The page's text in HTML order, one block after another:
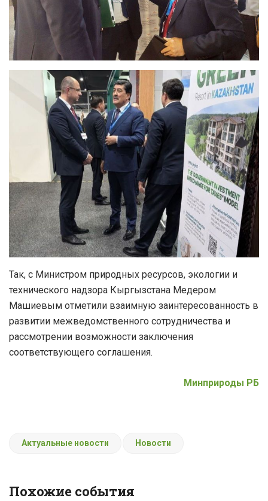
Так, с Министром природных ресурсов, экологии и
технического надзора Кыргызстана Медером
Машиевым отметили взаимную заинтересованность в
развитии межведомственного сотрудничества и
рассмотрении возможности заключения
соответствующего соглашения.
Минприроды РБ
Актуальные новости Новости
Похожие события